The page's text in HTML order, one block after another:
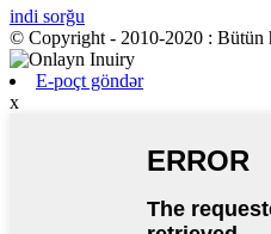
indi sorğu
© Copyright - 2010-2020 : Bütün
E-poçt göndər
x